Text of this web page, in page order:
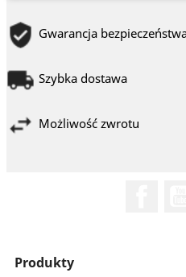
Gwarancja
Szybka dostawa
Możliwość zwrotu
Produkty